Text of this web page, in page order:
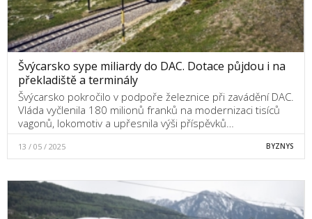
Švýcarsko sype miliardy do DAC. Dotace půjdou i na
překladiště a terminály
Švýcarsko pokročilo v podpoře železnice při zavádění DAC.
Vláda vyčlenila 180 milionů franků na modernizaci tisíců
vagonů, lokomotiv a upřesnila výši příspěvků…
13 / 05 / 2025 BYZNYS